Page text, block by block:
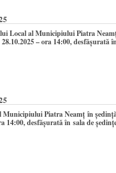
Local al Municipiului Piatra
– ora 14:00, desfășurată
Piatra Neamţ în
14:00, desfășurată în sala de